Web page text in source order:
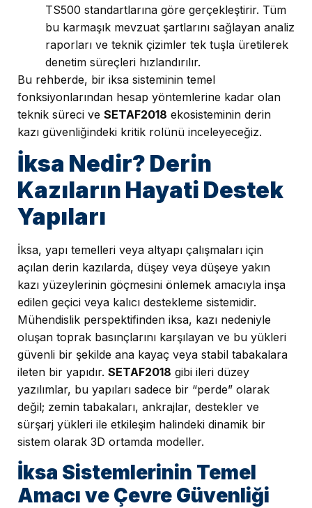
TS500 standartlarına göre gerçekleştirir. Tüm
bu karmaşık mevzuat şartlarını sağlayan analiz
raporları ve teknik çizimler tek tuşla üretilerek
denetim süreçleri hızlandırılır.
Bu rehberde, bir iksa sisteminin temel
fonksiyonlarından hesap yöntemlerine kadar olan
teknik süreci ve SETAF2018 ekosisteminin derin
kazı güvenliğindeki kritik rolünü inceleyeceğiz.
İksa Nedir? Derin
Kazıların Hayati Destek
Yapıları
İksa, yapı temelleri veya altyapı çalışmaları için
açılan derin kazılarda, düşey veya düşeye yakın
kazı yüzeylerinin göçmesini önlemek amacıyla inşa
edilen geçici veya kalıcı destekleme sistemidir.
Mühendislik perspektifinden iksa, kazı nedeniyle
oluşan toprak basınçlarını karşılayan ve bu yükleri
güvenli bir şekilde ana kayaç veya stabil tabakalara
ileten bir yapıdır. SETAF2018 gibi ileri düzey
yazılımlar, bu yapıları sadece bir “perde” olarak
değil; zemin tabakaları, ankrajlar, destekler ve
sürşarj yükleri ile etkileşim halindeki dinamik bir
sistem olarak 3D ortamda modeller.
İksa Sistemlerinin Temel
Amacı ve Çevre Güvenliği